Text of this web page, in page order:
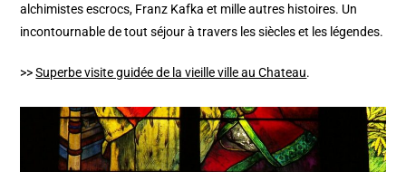
alchimistes escrocs, Franz Kafka et mille autres histoires. Un
incontournable de tout séjour à travers les siècles et les légendes.
>>Superbe visite guidée de la vieille ville au Chateau.